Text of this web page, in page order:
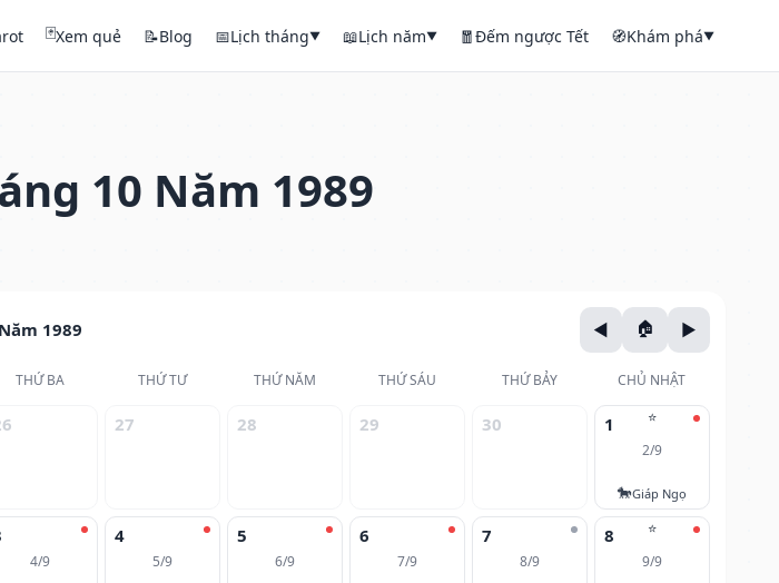
🃏Xem quẻ 📝Blog 📅Lịch tháng▼ 📖Lịch năm▼ 🧧Đếm ngược Tết 🧭Khám phá▼
10 Năm 1989
1989
THỨ BA THỨ TƯ THỨ NĂM THỨ SÁU THỨ BẢY CHỦ NHẬT
27 28 29 30 ⭐
1
2/9
🐎Giáp Ngọ
4/9
4
5/9
5
6/9
6
7/9
7
8/9
⭐
8
9/9